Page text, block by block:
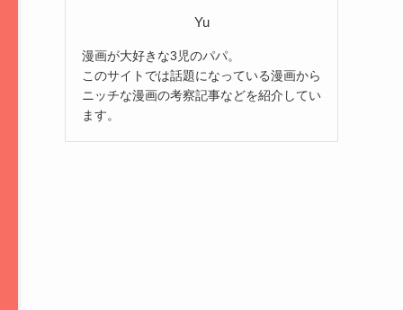
Yu
漫画が大好きな3児のパパ。
このサイトでは話題になっている漫画から
ニッチな漫画の考察記事などを紹介してい
ます。